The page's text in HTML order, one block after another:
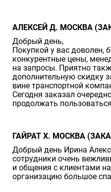
АЛЕКСЕЙ Д. МОСКВА
Добрый день,
Покупкой у вас доволен,
конкурентные цены,
на запросы. Приятно
дополнительную скидку
вине транспортной
Сегодня заказал
продолжать
ГАЙРАТ Х. МОСКВА
Добрый день Ирина
сотрудники очень
и общения с клиентами
организацию большое